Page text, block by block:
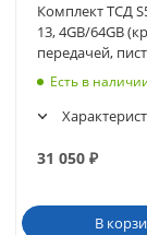
Комплект ТСД
13, 4GB/64GB
передачей,
чехол, стекло,
Есть в
31 050 ₽
В